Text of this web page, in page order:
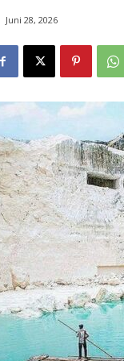
Juni 28, 2026